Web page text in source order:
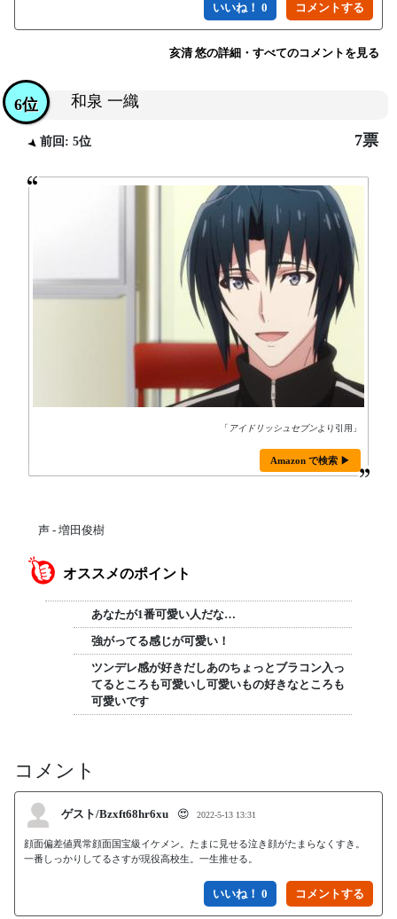
いいね！ 0
亥清 悠の詳細・すべてのコメントを見る
和泉 一織
6位
前回: 5位 7票
「 アイドリッシュセブンより引用」
Amazon で検索 ▶
声 - 増田俊樹
オススメのポイント
あなたが1番可愛い人だな…
強がってる感じが可愛い！
ツンデレ感が好きだしあのちょっとブラコン入っ
てるところも可愛いし可愛いもの好きなところも
可愛いです
コメント
ゲスト/Bzxft68hr6xu 😍 2022-5-13 13:31
顔面偏差値異常顔面国宝級イケメン。たまに見せる泣き顔がたまらなくすき。
一番しっかりしてるさすが現役高校生。一生推せる。
いいね！ 0